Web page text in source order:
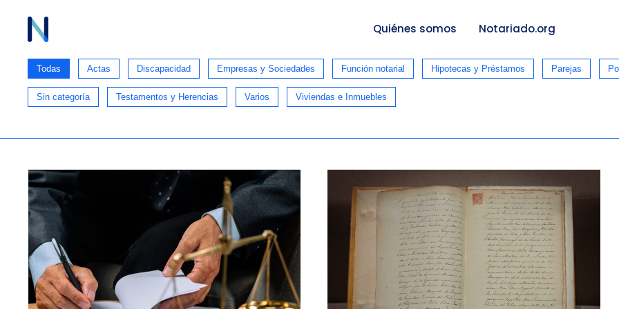
contenido
Quiénes somos Notariado.org
Todas Actas Discapacidad Empresas y Sociedades Función notarial Hipotecas y Préstamos Parejas
Sin categoría Testamentos y Herencias Varios Viviendas e Inmuebles